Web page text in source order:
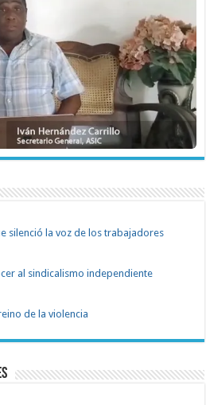
silenció la voz de los trabajadores
al sindicalismo independiente
de la violencia